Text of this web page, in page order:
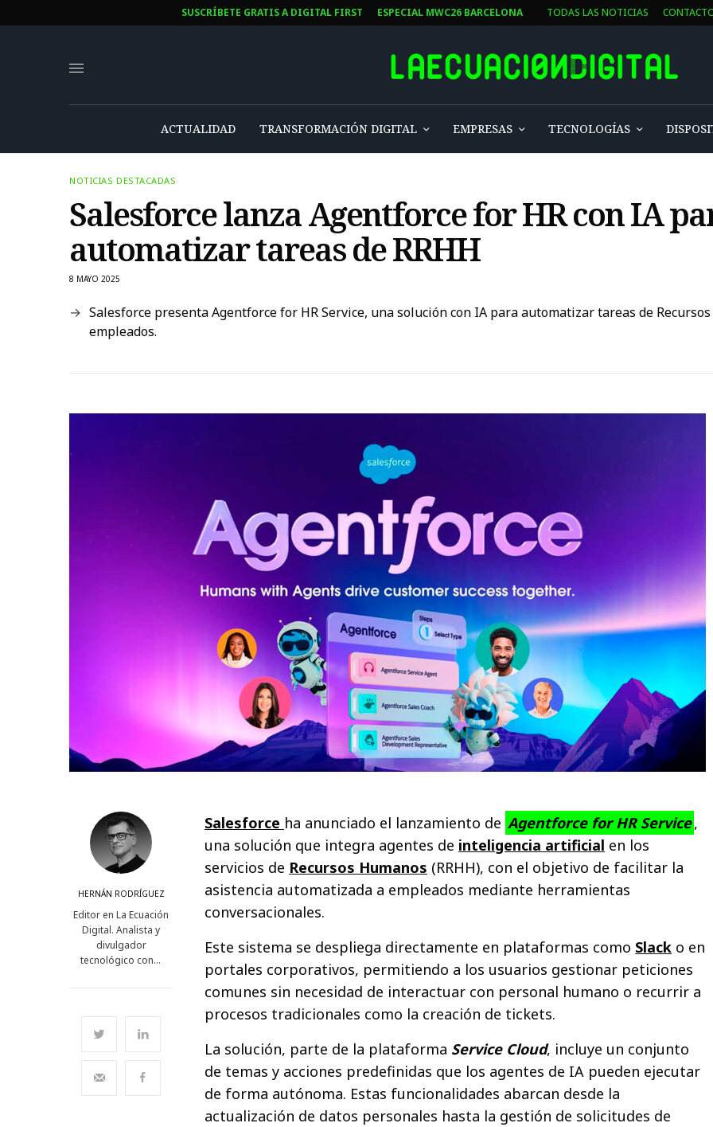
SUSCRÍBETE GRATIS A DIGITAL FIRST ESPECIAL MWC26 BARCELONA TODAS LAS NOTICIAS
ACTUALIDAD TRANSFORMACIÓN DIGITAL EMPRESAS TECNOLOGÍAS
NOTICIAS DESTACADAS
Salesforce lanza Agentforce for HR con IA
automatizar tareas de RRHH
8 MAYO 2025
Salesforce presenta Agentforce for HR Service, una solución con IA para automatizar tareas de
empleados.
HERNÁN RODRÍGUEZ
Editor en La Ecuación
Digital. Analista y
divulgador
tecnológico con…
Salesforce ha anunciado el lanzamiento de Agentforce for HR Service,
una solución que integra agentes de inteligencia artificial en los
servicios de Recursos Humanos (RRHH), con el objetivo de facilitar la
asistencia automatizada a empleados mediante herramientas
conversacionales.
Este sistema se despliega directamente en plataformas como Slack o en
portales corporativos, permitiendo a los usuarios gestionar peticiones
comunes sin necesidad de interactuar con personal humano o recurrir a
procesos tradicionales como la creación de tickets.
La solución, parte de la plataforma Service Cloud, incluye un conjunto
de temas y acciones predefinidas que los agentes de IA pueden ejecutar
de forma autónoma. Estas funcionalidades abarcan desde la
actualización de datos personales hasta la gestión de solicitudes de